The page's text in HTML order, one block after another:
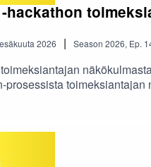
hackathon
2026 | Season 2026, Ep.
prosessista
Studiossa on Sami
tekstivastine »
toteuttavat Seinäjoen
Karjalainen (SEAMK),
SEAMK Jingle: JVNI.